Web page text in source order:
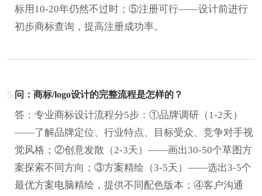
标用10-20年仍然不过时；⑤注册可行——设计前进行
初步商标查询，提高注册成功率。
5.问：商标/logo设计的完整流程是怎样的？
答：专业商标设计流程分5步：①品牌调研（1-2天）
——了解品牌定位、行业特点、目标受众、竞争对手视
觉风格；②创意发散（2-3天）——画出30-50个草图方
案探索不同方向；③方案精绘（3-5天）——选出3-5个
最优方案电脑精绘，提供不同配色版本；④客户沟通